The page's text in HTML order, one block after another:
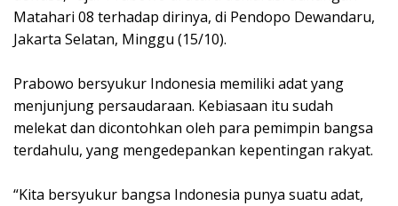
Matahari 08 terhadap dirinya, di Pendopo Dewandaru,
Jakarta Selatan, Minggu (15/10).
Prabowo bersyukur Indonesia memiliki adat yang
menjunjung persaudaraan. Kebiasaan itu sudah
melekat dan dicontohkan oleh para pemimpin bangsa
terdahulu, yang mengedepankan kepentingan rakyat.
“Kita bersyukur bangsa Indonesia punya suatu adat,